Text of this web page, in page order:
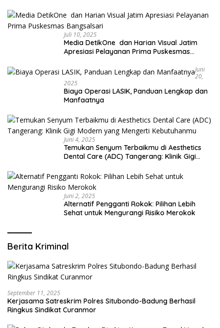
Juli 10, 2025
Media DetikOne dan Harian Visual Jatim
Apresiasi Pelayanan Prima Puskesmas
Juni
20,
2025
Biaya Operasi LASIK, Panduan Lengkap dan
Manfaatnya
Juni 4, 2025
Temukan Senyum Terbaikmu di Aesthetics
Dental Care (ADC) Tangerang: Klinik Gigi
Juni 2, 2025
Alternatif Pengganti Rokok: Pilihan Lebih
Sehat untuk Mengurangi Risiko Merokok
Berita Kriminal
September 11, 2025
Kerjasama Satreskrim Polres Situbondo-Badung Berhasil
Ringkus Sindikat Curanmor